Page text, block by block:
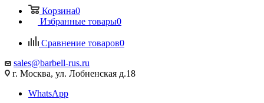
Корзина0
Избранные товары0
Сравнение товаров0
sales@barbell-rus.ru
г. Москва, ул. Лобненская д.18
WhatsApp